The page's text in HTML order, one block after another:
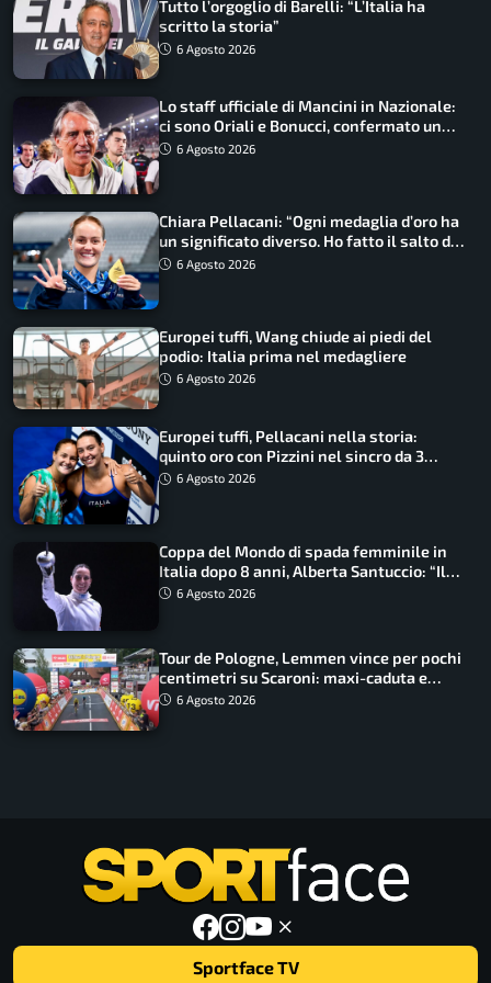
Tutto l’orgoglio di Barelli: “L’Italia ha
scritto la storia”
6 Agosto 2026
Lo staff ufficiale di Mancini in Nazionale:
ci sono Oriali e Bonucci, confermato un
ritorno
6 Agosto 2026
Chiara Pellacani: “Ogni medaglia d’oro ha
un significato diverso. Ho fatto il salto di
qualità”
6 Agosto 2026
Europei tuffi, Wang chiude ai piedi del
podio: Italia prima nel medagliere
6 Agosto 2026
Europei tuffi, Pellacani nella storia:
quinto oro con Pizzini nel sincro da 3
metri
6 Agosto 2026
Coppa del Mondo di spada femminile in
Italia dopo 8 anni, Alberta Santuccio: “Il
lavoro dà sempre i suoi frutti”
6 Agosto 2026
Tour de Pologne, Lemmen vince per pochi
centimetri su Scaroni: maxi-caduta e
tappa accorciata
6 Agosto 2026
Sportface TV